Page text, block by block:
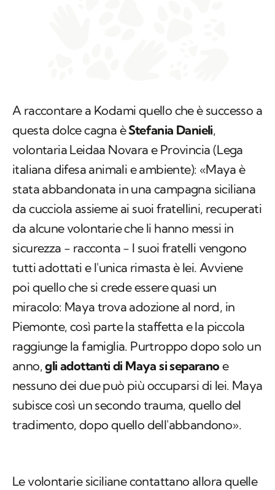
A raccontare a Kodami quello che è successo a
questa dolce cagna èStefania Danieli,
volontaria Leidaa Novara e Provincia (Lega
italiana difesa animali e ambiente): «Maya è
stata abbandonata in una campagna siciliana
da cucciola assieme ai suoi fratellini, recuperati
da alcune volontarie che li hanno messi in
sicurezza − racconta − I suoi fratelli vengono
tutti adottati e l'unica rimasta è lei. Avviene
poi quello che si crede essere quasi un
miracolo: Maya trova adozione al nord, in
Piemonte, così parte la staffetta e la piccola
raggiunge la famiglia. Purtroppo dopo solo un
anno,gli adottanti di Maya si separano e
nessuno dei due può più occuparsi di lei. Maya
subisce così un secondo trauma, quello del
tradimento, dopo quello dell'abbandono».
Le volontarie siciliane contattano allora quelle